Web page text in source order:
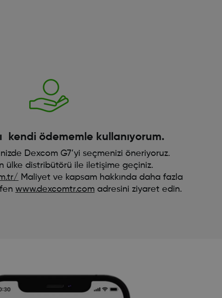
kendi ödememle kullanıyorum.
Dexcom G7’yi seçmenizi öneriyoruz.
ülke distribütörü ile iletişime geçiniz.
Maliyet ve kapsam hakkında daha fazla
www.dexcomtr.comadresini ziyaret edin.